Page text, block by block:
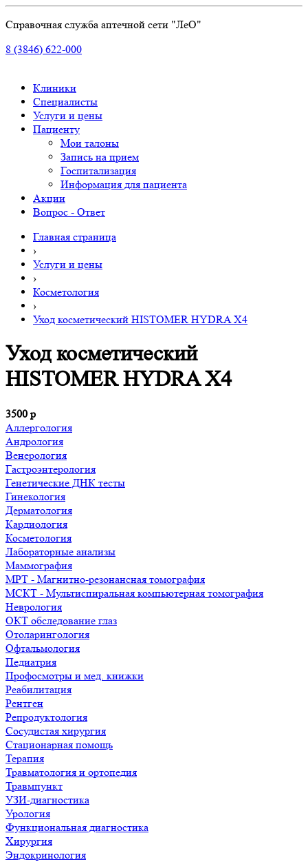
Справочная служба аптечной сети "ЛеО"
8 (3846) 622-000
Клиники
Специалисты
Услуги и цены
Пациенту
Мои талоны
Запись на прием
Госпитализация
Информация для пациента
Акции
Вопрос - Ответ
Главная страница
›
Услуги и цены
›
Косметология
›
Уход косметический HISTOMER HYDRA Х4
Уход косметический
HISTOMER HYDRA Х4
3500 р
Аллергология
Андрология
Венерология
Гастроэнтерология
Генетические ДНК тесты
Гинекология
Дерматология
Кардиология
Косметология
Лабораторные анализы
Маммография
МРТ - Магнитно-резонансная томография
МСКТ - Мультиспиральная компьютерная томография
Неврология
ОКТ обследование глаз
Отоларингология
Офтальмология
Педиатрия
Профосмотры и мед. книжки
Реабилитация
Рентген
Репродуктология
Сосудистая хирургия
Стационарная помощь
Терапия
Травматология и ортопедия
Травмпункт
УЗИ-диагностика
Урология
Функциональная диагностика
Хирургия
Эндокринология